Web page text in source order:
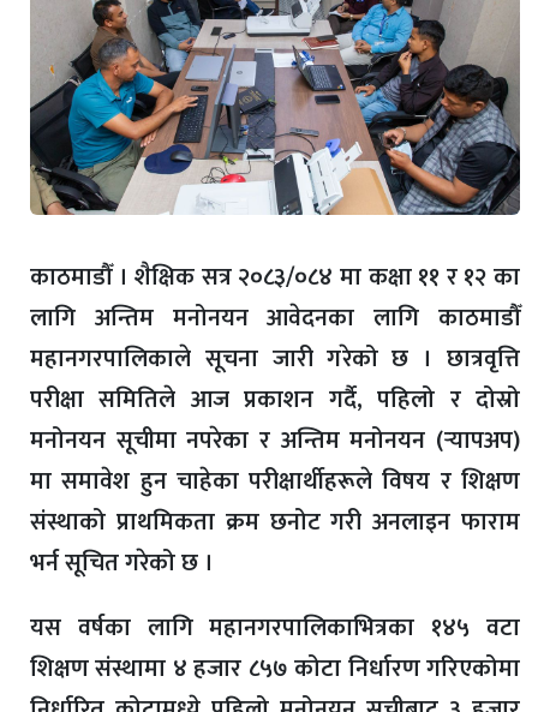
काठमाडौँ । शैक्षिक सत्र २०८३/०८४ मा कक्षा ११ र १२ का
लागि अन्तिम मनोनयन आवेदनका लागि काठमाडौँ
महानगरपालिकाले सूचना जारी गरेको छ । छात्रवृत्ति
परीक्षा समितिले आज प्रकाशन गर्दै, पहिलो र दोस्रो
मनोनयन सूचीमा नपरेका र अन्तिम मनोनयन (र्‍यापअप)
मा समावेश हुन चाहेका परीक्षार्थीहरूले विषय र शिक्षण
संस्थाको प्राथमिकता क्रम छनोट गरी अनलाइन फाराम
भर्न सूचित गरेको छ ।
यस वर्षका लागि महानगरपालिकाभित्रका १४५ वटा
शिक्षण संस्थामा ४ हजार ८५७ कोटा निर्धारण गरिएकोमा